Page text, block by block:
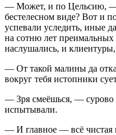
— Может, и по Цельсию, —
бестелесном виде? Вот и
успевали уследить, иные
на сотню лет преимальных
наслушались, и
— От такой малины да
вокруг тебя истопники
— Зря смеёшься, — сурово
испытывали.
— И главное — всё чистая